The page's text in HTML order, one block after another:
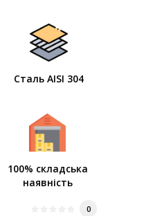
Сталь AISI 304
100% складська
наявність
0